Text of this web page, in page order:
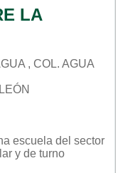
LA
, COL. AGUA
escuela del sector
y de turno